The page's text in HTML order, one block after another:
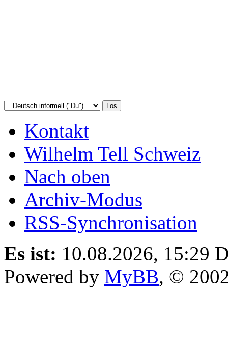
Kontakt
Wilhelm Tell Schweiz
Nach oben
Archiv-Modus
RSS-Synchronisation
Es ist: 10.08.2026, 15:29
Powered by MyBB, ©